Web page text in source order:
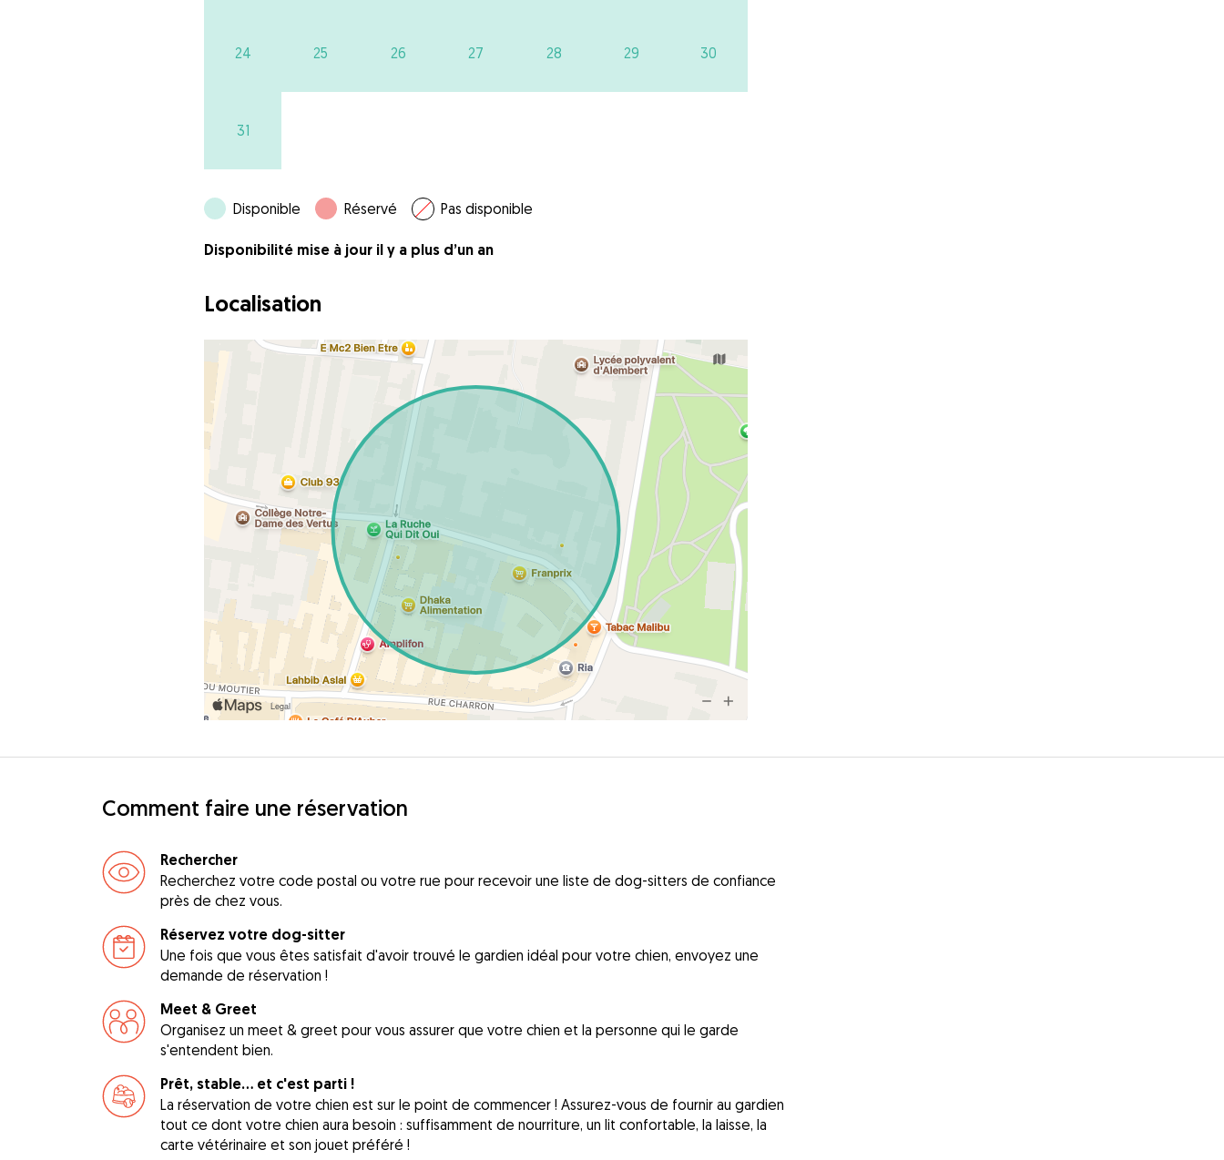
24 25 26 27 28 29 30
31
Disponible Réservé Pas disponible
Disponibilité mise à jour il y a plus d’un an
Localisation
Comment faire une réservation
Rechercher
Recherchez votre code postal ou votre rue pour recevoir une liste de dog-sitters de confiance
près de chez vous.
Réservez votre dog-sitter
Une fois que vous êtes satisfait d'avoir trouvé le gardien idéal pour votre chien, envoyez une
demande de réservation !
Meet & Greet
Organisez un meet & greet pour vous assurer que votre chien et la personne qui le garde
s'entendent bien.
Prêt, stable... et c'est parti !
La réservation de votre chien est sur le point de commencer ! Assurez-vous de fournir au gardien
tout ce dont votre chien aura besoin : suffisamment de nourriture, un lit confortable, la laisse, la
carte vétérinaire et son jouet préféré !